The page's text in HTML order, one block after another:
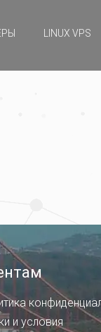
LINUX VPS
и условия